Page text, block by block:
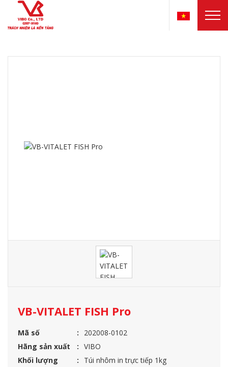
VB-VITALET FISH Pro
Mã số
202008-0102
Hãng sản xuất
VIBO
Khối lượng
Túi nhôm in trực tiếp 1kg